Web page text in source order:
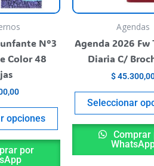
N°3
Color 48
opciones
may
chosen
por
Agendas
Agenda 2026 Fw
Diaria C/
$
Seleccionar
Comprar